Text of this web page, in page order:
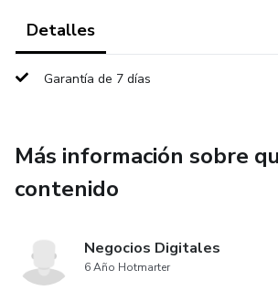
Detalles
Garantía de 7 días
Más información sobre
contenido
Negocios Digitales
6 Año Hotmarter